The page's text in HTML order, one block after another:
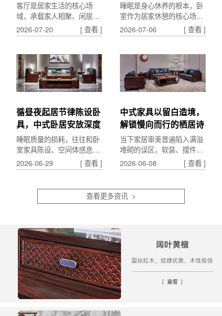
客厅是居家生活的核心场
域，承载家人相聚、闲居休
憩、待客雅聚的诸多日常。
中式客厅的营造，以雅致家
间...
2026-07-20 [ 查看 ]
睡眠是身心休养的根本，卧
室作为居家休憩的核心场
景，空间氛围与器物陈设，
直接影响日常睡眠质量与身
2026-07-06 [ 查看 ]
循昼夜起居节律陈设卧
具，中式卧居安放深度
安眠
睡眠质量的损耗，往往和卧
室家具陈设、空间体感息息
相关。中式卧居设计依托昼
夜阴阳节律，通过卧具形
2026-06-29 [ 查看 ]
中式家具以留白造境，
解锁慢向而行的栖居诗
意
当下家居审美普遍陷入满溢
堆砌的误区，软装、摆件层
层叠加，空间美感被冗余元
素吞噬。中式茶家具的核心
白。...
2026-06-08 [ 查看 ]
查看更多资讯 >